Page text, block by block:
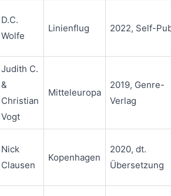
D.C.
Wolfe
Linienflug 2022, Self-
Judith C.
&
Christian
Vogt
Mitteleuropa
2019, Genre-
Verlag
Nick
Clausen
Kopenhagen
2020, dt.
Übersetzung